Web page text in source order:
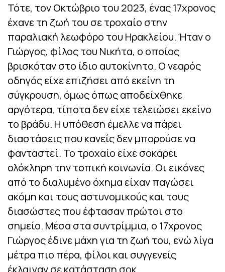
Τότε, τον Οκτώβριο του 2023, ένας 17χρονος
έχανε τη ζωή του σε τροχαίο στην
παραλιακή λεωφόρο του Ηρακλείου. Ήταν ο
Γιώργος, φίλος του Νικήτα, ο οποίος
βρισκόταν στο ίδιο αυτοκίνητο. Ο νεαρός
οδηγός είχε επιζήσει από εκείνη τη
σύγκρουση, όμως όπως αποδείχθηκε
αργότερα, τίποτα δεν είχε τελειώσει εκείνο
το βράδυ. Η υπόθεση έμελλε να πάρει
διαστάσεις που κανείς δεν μπορούσε να
φανταστεί. Το τροχαίο είχε σοκάρει
ολόκληρη την τοπική κοινωνία. Οι εικόνες
από το διαλυμένο όχημα είχαν παγώσει
ακόμη και τους αστυνομικούς και τους
διασώστες που έφτασαν πρώτοι στο
σημείο. Μέσα στα συντρίμμια, ο 17χρονος
Γιώργος έδινε μάχη για τη ζωή του, ενώ λίγα
μέτρα πιο πέρα, φίλοι και συγγενείς
έκλαιγαν σε κατάσταση σοκ.